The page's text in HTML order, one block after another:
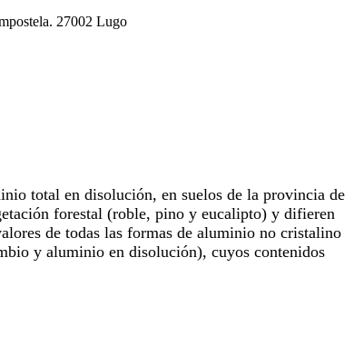
27002 Lugo
total en disolución, en suelos de la provincia de
forestal (roble, pino y eucalipto) y difieren
de todas las formas de aluminio no cristalino
y aluminio en disolución), cuyos contenidos